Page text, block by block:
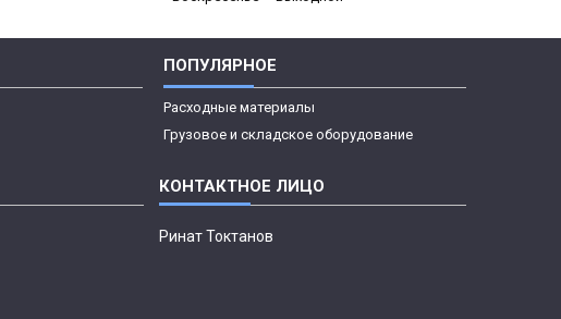
ПОПУЛЯРНОЕ
Расходные материалы
Грузовое и складское оборудование
Ринат Токтанов